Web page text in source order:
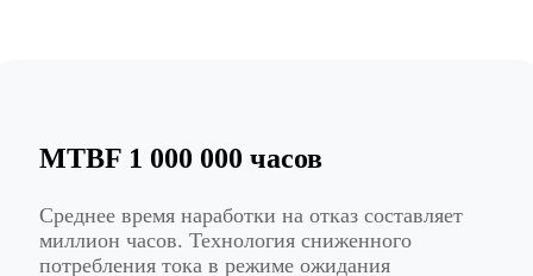
MTBF 1 000 000 часов
Среднее время наработки на отказ составляет
миллион часов. Технология сниженного
потребления тока в режиме ожидания